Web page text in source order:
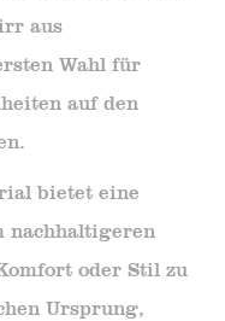
aus
Wahl für
auf den
bietet eine
nachhaltigeren
oder Stil zu
Ursprung,